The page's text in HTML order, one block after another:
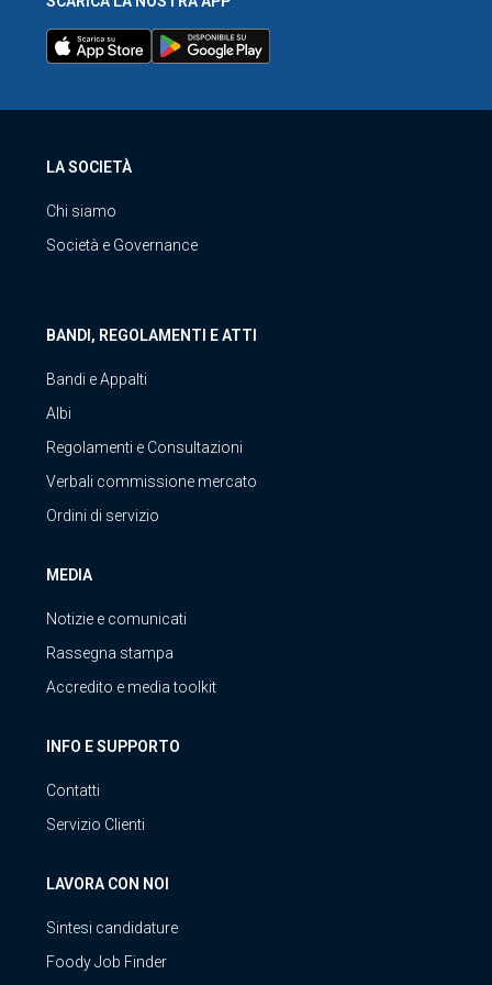
LA SOCIETÀ
Chi siamo
Società e Governance
BANDI, REGOLAMENTI E ATTI
Bandi e Appalti
Albi
Regolamenti e Consultazioni
Verbali commissione mercato
Ordini di servizio
MEDIA
Notizie e comunicati
Rassegna stampa
Accredito e media toolkit
INFO E SUPPORTO
Contatti
Servizio Clienti
LAVORA CON NOI
Sintesi candidature
Foody Job Finder